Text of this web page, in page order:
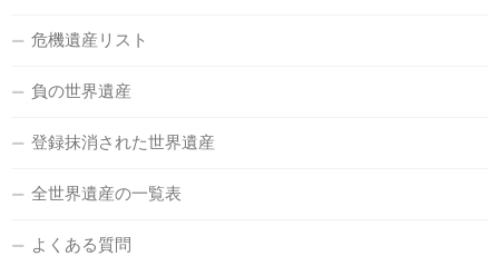
危機遺産リスト
負の世界遺産
登録抹消された世界遺産
全世界遺産の一覧表
よくある質問